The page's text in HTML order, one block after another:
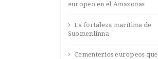
europeo en el Amazonas
La fortaleza marítima de
Suomenlinna
Cementerios europeos que